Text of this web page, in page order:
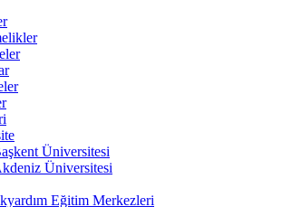
Üniversitesi
Üniversitesi
Eğitim Merkezleri